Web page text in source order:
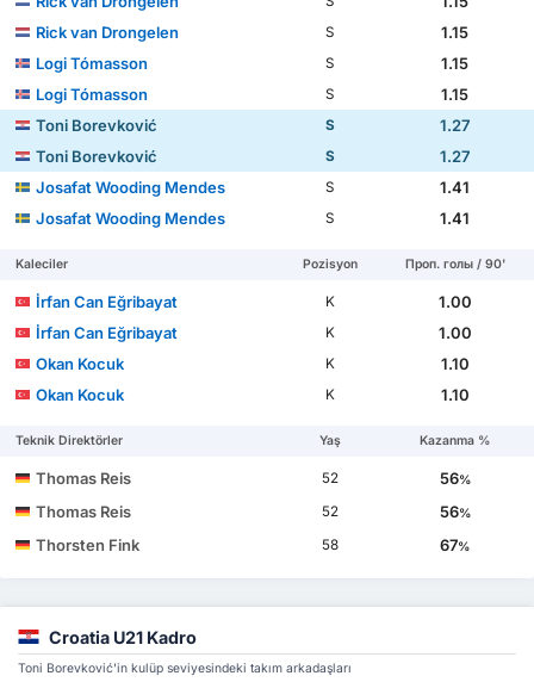
Rick van Drongelen
S
1.15
Logi Tómasson
S
1.15
Logi Tómasson
S
1.15
Toni Borevković
S
1.27
Toni Borevković
S
1.27
Josafat Wooding Mendes
S
1.41
Josafat Wooding Mendes
S 1.41
Kaleciler Pozisyon Проп. голы / 90'
İrfan Can Eğribayat K
1.00
İrfan Can Eğribayat
K
1.00
Okan Kocuk
K
1.10
Okan Kocuk
K 1.10
Teknik Direktörler Yaş Kazanma %
Thomas Reis 52 56%
Thomas Reis 52 56%
Thorsten Fink 58 67%
Croatia U21 Kadro
Toni Borevković'in kulüp seviyesindeki takım arkadaşları